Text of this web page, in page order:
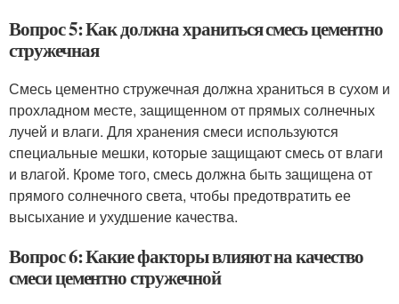
Вопрос 5: Как должна храниться смесь цементно
стружечная
Смесь цементно стружечная должна храниться в сухом и
прохладном месте, защищенном от прямых солнечных
лучей и влаги. Для хранения смеси используются
специальные мешки, которые защищают смесь от влаги
и влагой. Кроме того, смесь должна быть защищена от
прямого солнечного света, чтобы предотвратить ее
высыхание и ухудшение качества.
Вопрос 6: Какие факторы влияют на качество
смеси цементно стружечной